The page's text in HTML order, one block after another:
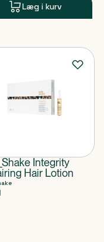
Læg i kurv
Integrity
Hair Lotion